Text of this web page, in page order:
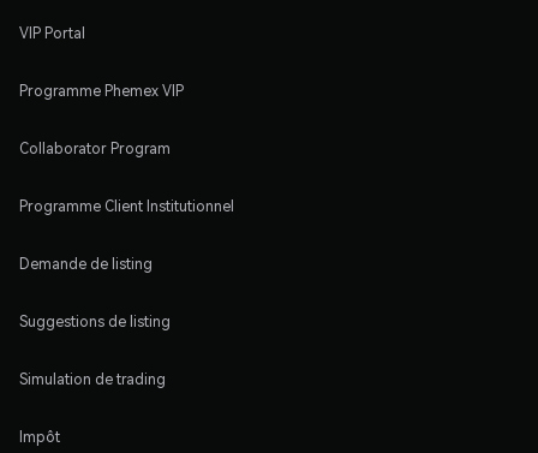
VIP Portal
Programme Phemex VIP
Collaborator Program
Programme Client Institutionnel
Demande de listing
Suggestions de listing
Simulation de trading
Impôt